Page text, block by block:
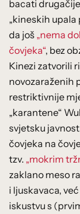
bacati
„kineskih
da još „nema
čovjeka“, bez
Kinezi zatvorili
novozaraženih
restriktivnije
„karantene“
svjetsku
čovjeka na
tzv. „mokrim
zaklano meso
i ljuskavaca,
iskustvu s